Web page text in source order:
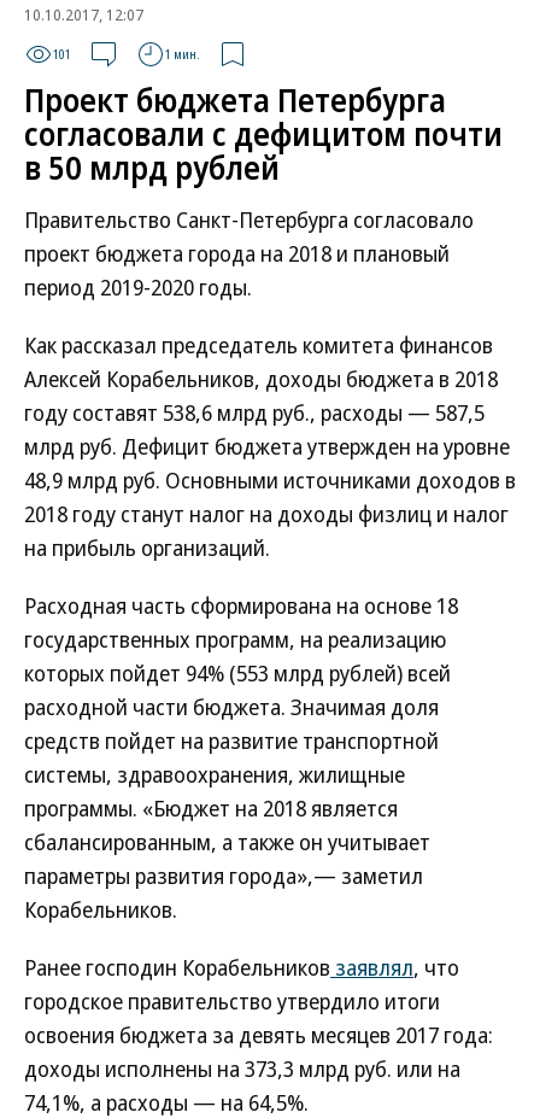
10.10.2017, 12:07
101 1 мин.
Проект бюджета Петербурга
согласовали с дефицитом почти
в 50 млрд рублей
Правительство Санкт-Петербурга согласовало
проект бюджета города на 2018 и плановый
период 2019-2020 годы.
Как рассказал председатель комитета финансов
Алексей Корабельников, доходы бюджета в 2018
году составят 538,6 млрд руб., расходы — 587,5
млрд руб. Дефицит бюджета утвержден на уровне
48,9 млрд руб. Основными источниками доходов в
2018 году станут налог на доходы физлиц и налог
на прибыль организаций.
Расходная часть сформирована на основе 18
государственных программ, на реализацию
которых пойдет 94% (553 млрд рублей) всей
расходной части бюджета. Значимая доля
средств пойдет на развитие транспортной
системы, здравоохранения, жилищные
программы. «Бюджет на 2018 является
сбалансированным, а также он учитывает
параметры развития города»,— заметил
Корабельников.
Ранее господин Корабельников заявлял, что
городское правительство утвердило итоги
освоения бюджета за девять месяцев 2017 года:
доходы исполнены на 373,3 млрд руб. или на
74,1%, а расходы — на 64,5%.